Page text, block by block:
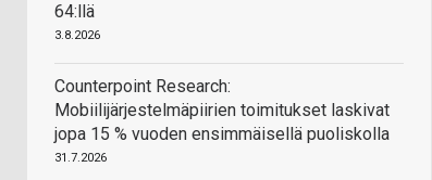
64:llä
3.8.2026
Counterpoint Research:
Mobiilijärjestelmäpiirien toimitukset laskivat
jopa 15 % vuoden ensimmäisellä puoliskolla
31.7.2026